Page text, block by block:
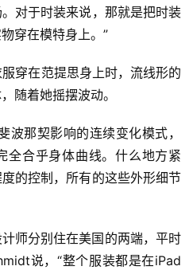
对于时装来说，那就是把时装
穿在模特身上。”
穿在范提思身上时，流线形的
随着她摇摆波动。
波那契影响的连续变化模式，
全合乎身体曲线。什么地方紧
的控制，所有的这些外形细节
师分别住在美国的两端，平时
说，“整个服装都是在iPad